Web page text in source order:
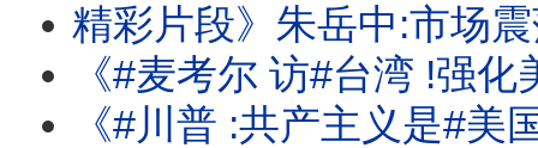
精彩片段》朱岳中:市场震荡还
《#麦考尔 访#台湾 !强化美台国安合作!#汉光演习 应对#中国 的
《#川普 :共产主义是#美国 最大威胁!#苏姿丰 :AMD的AI需求